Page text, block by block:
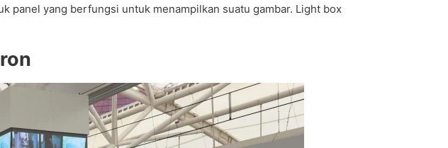
panel yang berfungsi untuk menampilkan suatu gambar. Light box